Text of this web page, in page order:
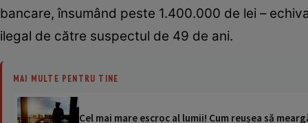
bancare, însumând peste 1.400.000 de lei –
ilegal de către suspectul de 49 de ani.
MAI MULTE PENTRU TINE
Cel mai mare escroc al lumii! Cum reușea să